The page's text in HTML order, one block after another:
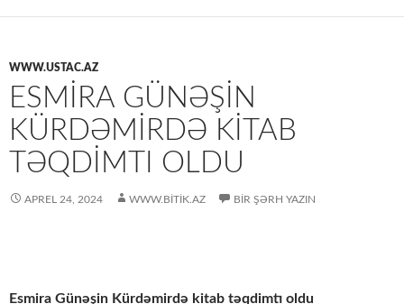
WWW.USTAC.AZ
ESMIRA GÜNƏŞIN
KÜRDƏMIRDƏ KITAB
TƏQDIMTI OLDU
APREL 24, 2024 WWW.BITIK.AZ BIR ŞƏRH YAZIN
Esmira Günəşin Kürdəmirdə kitab təqdimtı oldu